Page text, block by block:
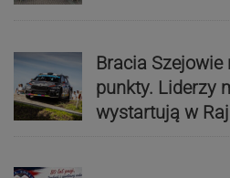
Bracia
punkty. Liderzy
wystartują w